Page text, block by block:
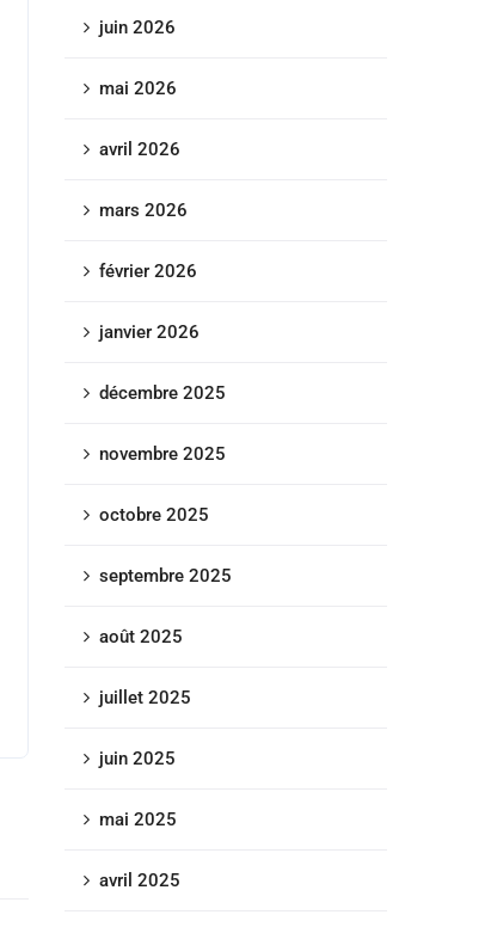
juin 2026
mai 2026
avril 2026
mars 2026
février 2026
janvier 2026
décembre 2025
novembre 2025
octobre 2025
septembre 2025
août 2025
juillet 2025
juin 2025
mai 2025
avril 2025